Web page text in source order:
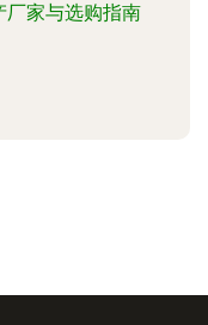
厂家与选购指南